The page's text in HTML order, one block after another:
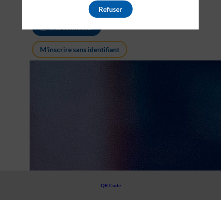
M'inscrire sans identifiant
QR Code
Refuser